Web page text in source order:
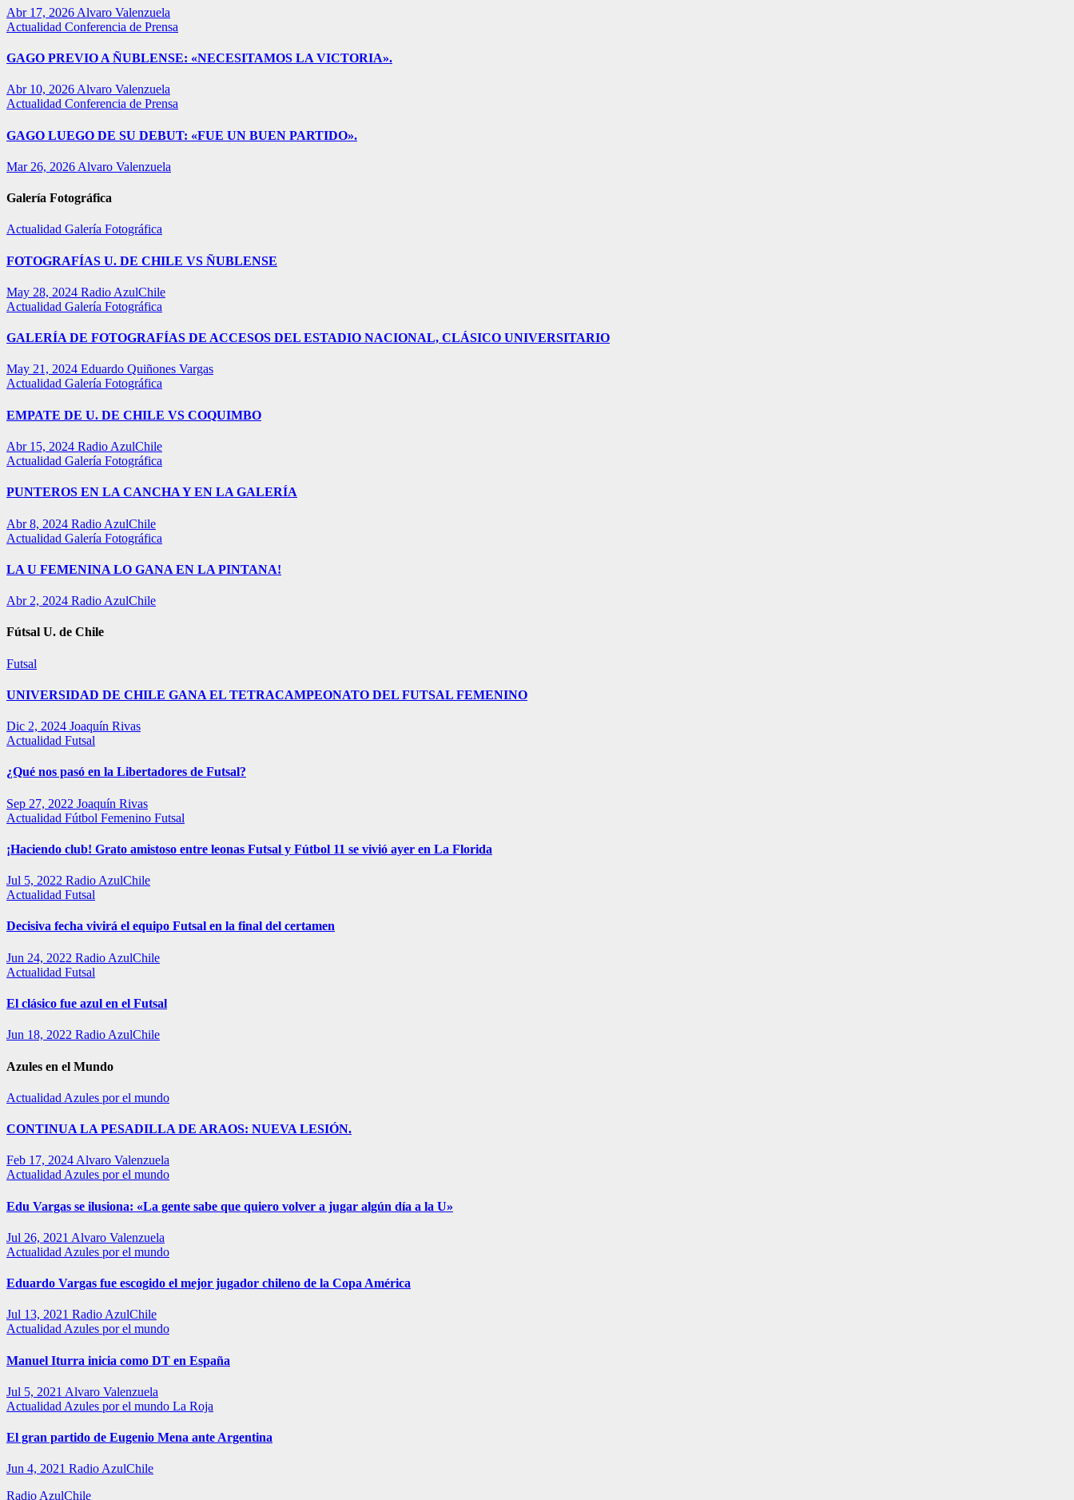
Abr 17, 2026 Alvaro Valenzuela
Actualidad Conferencia de Prensa
GAGO PREVIO A ÑUBLENSE: «NECESITAMOS LA VICTORIA».
Abr 10, 2026 Alvaro Valenzuela
Actualidad Conferencia de Prensa
GAGO LUEGO DE SU DEBUT: «FUE UN BUEN PARTIDO».
Mar 26, 2026 Alvaro Valenzuela
Galería Fotográfica
Actualidad Galería Fotográfica
FOTOGRAFÍAS U. DE CHILE VS ÑUBLENSE
May 28, 2024 Radio AzulChile
Actualidad Galería Fotográfica
GALERÍA DE FOTOGRAFÍAS DE ACCESOS DEL ESTADIO NACIONAL, CLÁSICO UNIVERSITARIO
May 21, 2024 Eduardo Quiñones Vargas
Actualidad Galería Fotográfica
EMPATE DE U. DE CHILE VS COQUIMBO
Abr 15, 2024 Radio AzulChile
Actualidad Galería Fotográfica
PUNTEROS EN LA CANCHA Y EN LA GALERÍA
Abr 8, 2024 Radio AzulChile
Actualidad Galería Fotográfica
LA U FEMENINA LO GANA EN LA PINTANA!
Abr 2, 2024 Radio AzulChile
Fútsal U. de Chile
Futsal
UNIVERSIDAD DE CHILE GANA EL TETRACAMPEONATO DEL FUTSAL FEMENINO
Dic 2, 2024 Joaquín Rivas
Actualidad Futsal
¿Qué nos pasó en la Libertadores de Futsal?
Sep 27, 2022 Joaquín Rivas
Actualidad Fútbol Femenino Futsal
¡Haciendo club! Grato amistoso entre leonas Futsal y Fútbol 11 se vivió ayer en La Florida
Jul 5, 2022 Radio AzulChile
Actualidad Futsal
Decisiva fecha vivirá el equipo Futsal en la final del certamen
Jun 24, 2022 Radio AzulChile
Actualidad Futsal
El clásico fue azul en el Futsal
Jun 18, 2022 Radio AzulChile
Azules en el Mundo
Actualidad Azules por el mundo
CONTINUA LA PESADILLA DE ARAOS: NUEVA LESIÓN.
Feb 17, 2024 Alvaro Valenzuela
Actualidad Azules por el mundo
Edu Vargas se ilusiona: «La gente sabe que quiero volver a jugar algún día a la U»
Jul 26, 2021 Alvaro Valenzuela
Actualidad Azules por el mundo
Eduardo Vargas fue escogido el mejor jugador chileno de la Copa América
Jul 13, 2021 Radio AzulChile
Actualidad Azules por el mundo
Manuel Iturra inicia como DT en España
Jul 5, 2021 Alvaro Valenzuela
Actualidad Azules por el mundo La Roja
El gran partido de Eugenio Mena ante Argentina
Jun 4, 2021 Radio AzulChile
Radio AzulChile